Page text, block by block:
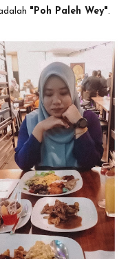
"Poh Paleh Wey".